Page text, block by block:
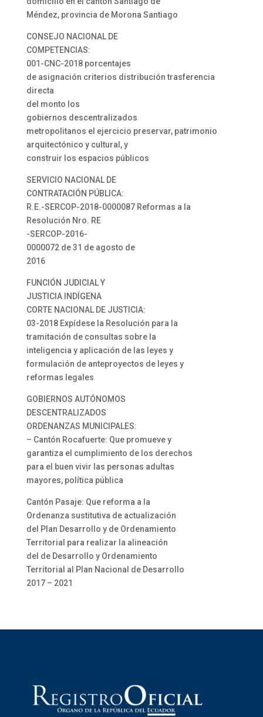
Méndez, provincia de Morona Santiago
CONSEJO NACIONAL DE
COMPETENCIAS:
001-CNC-2018 porcentajes
de asignación criterios distribución trasferencia
directa
del monto los
gobiernos descentralizados
metropolitanos el ejercicio preservar, patrimonio
arquitectónico y cultural, y
construir los espacios públicos
SERVICIO NACIONAL DE
CONTRATACIÓN PÚBLICA:
R.E.-SERCOP-2018-0000087 Reformas a la
Resolución Nro. RE
-SERCOP-2016-
0000072 de 31 de agosto de
2016
FUNCIÓN JUDICIAL Y
JUSTICIA INDÍGENA
CORTE NACIONAL DE JUSTICIA:
03-2018 Expídese la Resolución para la
tramitación de consultas sobre la
inteligencia y aplicación de las leyes y
formulación de anteproyectos de leyes y
reformas legales
GOBIERNOS AUTÓNOMOS
DESCENTRALIZADOS
ORDENANZAS MUNICIPALES:
– Cantón Rocafuerte: Que promueve y
garantiza el cumplimiento de los derechos
para el buen vivir las personas adultas
mayores, política pública
Cantón Pasaje: Que reforma a la
Ordenanza sustitutiva de actualización
del Plan Desarrollo y de Ordenamiento
Territorial para realizar la alineación
del de Desarrollo y Ordenamiento
Territorial al Plan Nacional de Desarrollo
2017 – 2021